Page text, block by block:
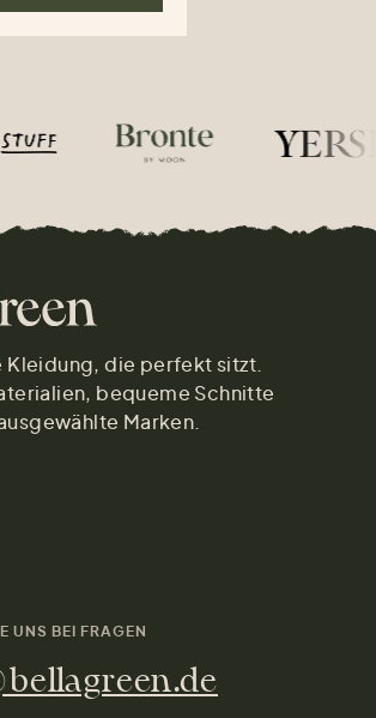
Kleidung, die perfekt sitzt.
bequeme Schnitte
Marken.
UNS BEI FRAGEN